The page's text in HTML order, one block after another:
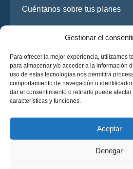
Gestionar el
Para ofrecer la mejor experiencia, utilizamos
para almacenar y/o acceder a la información
uso de estas tecnologías nos permitirá
comportamiento de navegación o
dar el consentimiento o retirarlo puede
características y funciones.
Aceptar
Denegar
He leído y acepto la
Solicite un
Solicite un